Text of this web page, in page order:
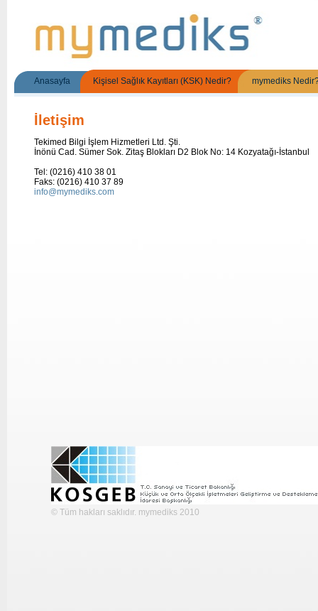
Anasayfa Kişisel Sağlık Kayıtları (KSK) Nedir? mymediks
İletişim
Tekimed Bilgi İşlem Hizmetleri Ltd. Şti.
İnönü Cad. Sümer Sok. Zitaş Blokları D2 Blok No: 14 Kozyatağı-İstanbul
Tel: (0216) 410 38 01
Faks: (0216) 410 37 89
info@mymediks.com
© Tüm hakları saklıdır. mymediks 2010